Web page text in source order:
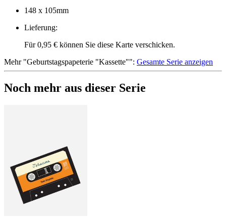
148 x 105mm
Lieferung:
Für 0,95 € können Sie diese Karte verschicken.
Mehr"Geburtstagspapeterie "Kassette"": Gesamte Serie anzeigen
Noch mehr aus dieser Serie